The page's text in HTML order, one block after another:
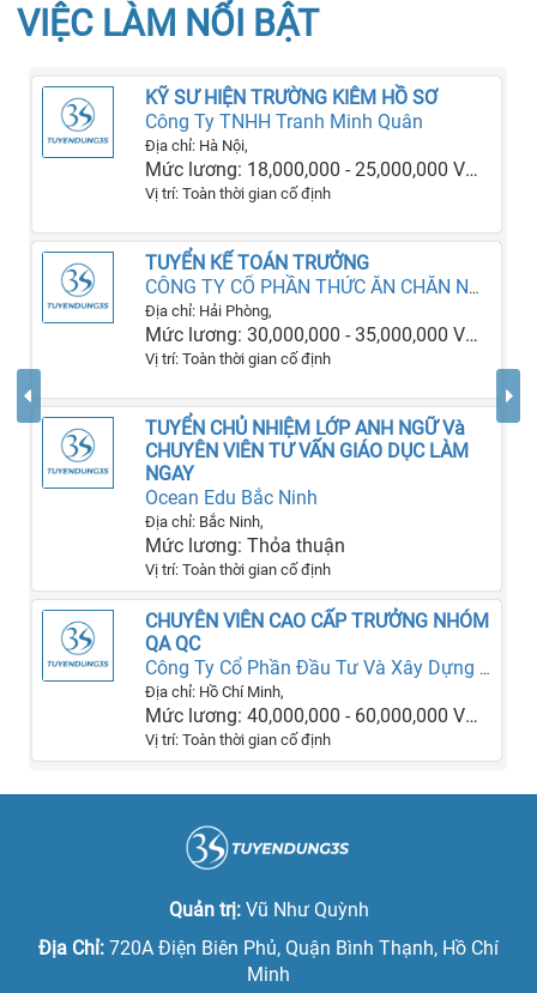
VIỆC LÀM NỔI BẬT
KỸ SƯ HIỆN TRƯỜNG KIÊM HỒ SƠ
Công Ty TNHH Tranh Minh Quân
Địa chỉ: Hà Nội,
Mức lương: 18,000,000 - 25,000,000 VNĐ
Vị trí: Toàn thời gian cố định
TUYỂN KẾ TOÁN TRƯỞNG
CÔNG TY CỔ PHẦN THỨC ĂN CHĂN NUÔI VIỆT TRUNG HD
Địa chỉ: Hải Phòng,
Mức lương: 30,000,000 - 35,000,000 VNĐ
Vị trí: Toàn thời gian cố định
TUYỂN CHỦ NHIỆM LỚP ANH NGỮ Và
CHUYÊN VIÊN TƯ VẤN GIÁO DỤC LÀM
NGAY
Ocean Edu Bắc Ninh
Địa chỉ: Bắc Ninh,
Mức lương: Thỏa thuận
Vị trí: Toàn thời gian cố định
CHUYÊN VIÊN CAO CẤP TRƯỞNG NHÓM
QA QC
Công Ty Cổ Phần Đầu Tư Và Xây Dựng SGC
Địa chỉ: Hồ Chí Minh,
Mức lương: 40,000,000 - 60,000,000 VNĐ
Vị trí: Toàn thời gian cố định
Quản trị: Vũ Như Quỳnh
Địa Chỉ: 720A Điện Biên Phủ, Quận Bình Thạnh, Hồ Chí
Minh